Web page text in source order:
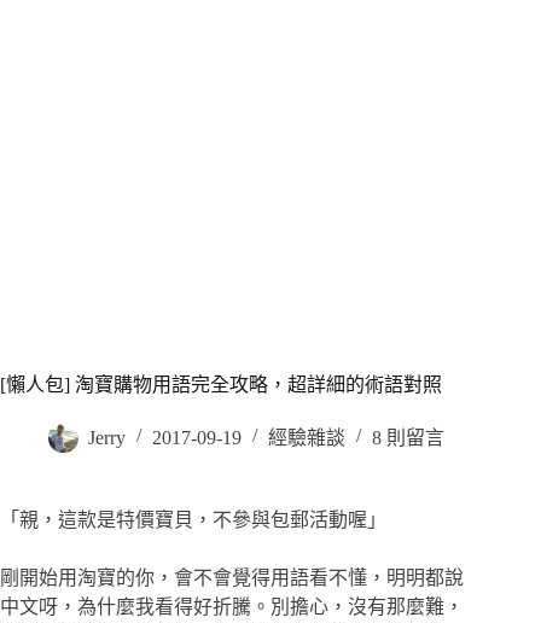
[懶人包] 淘寶購物用語完全攻略，超詳細的術語對照
Jerry 2017-09-19 經驗雜談 8 則留言
「親，這款是特價寶貝，不參與包郵活動喔」
剛開始用淘寶的你，會不會覺得用語看不懂，明明都說
中文呀，為什麼我看得好折騰。別擔心，沒有那麼難，